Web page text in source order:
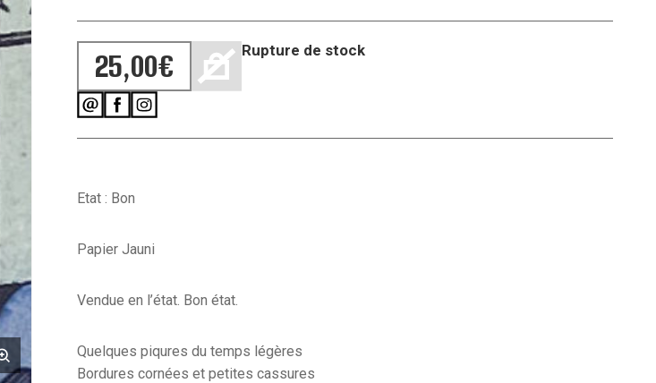
25,00€ Rupture de stock
Etat : Bon
Papier Jauni
Vendue en l’état. Bon état.
Quelques piqures du temps légères
Bordures cornées et petites cassures